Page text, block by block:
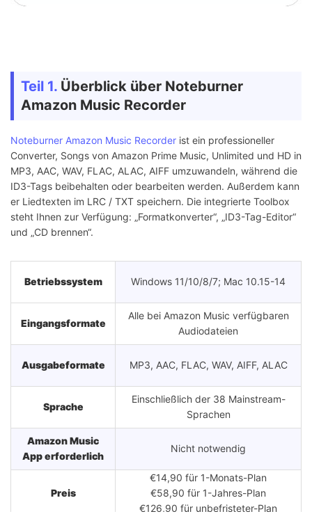
Teil 1. Überblick über Noteburner
Amazon Music Recorder
Noteburner Amazon Music Recorder ist ein professioneller
Converter, Songs von Amazon Prime Music, Unlimited und HD in
MP3, AAC, WAV, FLAC, ALAC, AIFF umzuwandeln, während die
ID3-Tags beibehalten oder bearbeiten werden. Außerdem kann
er Liedtexten im LRC / TXT speichern. Die integrierte Toolbox
steht Ihnen zur Verfügung: „Formatkonverter“, „ID3-Tag-Editor“
und „CD brennen“.
Betriebssystem Windows 11/10/8/7; Mac 10.15-14
Eingangsformate
Alle bei Amazon Music verfügbaren
Audiodateien
Ausgabeformate MP3, AAC, FLAC, WAV, AIFF, ALAC
Sprache
Einschließlich der 38 Mainstream-
Sprachen
Amazon Music
App erforderlich
Nicht notwendig
Preis
€14,90 für 1-Monats-Plan
€58,90 für 1-Jahres-Plan
€126,90 für unbefristeter-Plan